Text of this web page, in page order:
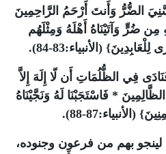
الضُّرُّ وَأَنتَ أَرْحَمُ الرَّاحِمِينَ
مِن ضُرٍّ وَآتَيْنَاهُ أَهْلَهُ وَمِثْلَهُم
(الأنبياء:83-84).
فِي الظُّلُمَاتِ أَن لّا إِلَهَ إِلاَّ
* فَاسْتَجَبْنَا لَهُ وَنَجَّيْنَاهُ
88).
بهم من فرعون وجنوده،